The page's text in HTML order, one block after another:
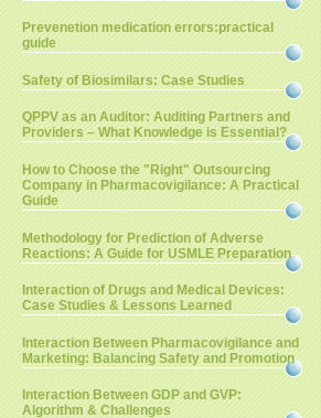
Prevenetion medication errors:practical
guide
Safety of Biosimilars: Case Studies
QPPV as an Auditor: Auditing Partners and
Providers – What Knowledge is Essential?
How to Choose the "Right" Outsourcing
Company in Pharmacovigilance: A Practical
Guide
Methodology for Prediction of Adverse
Reactions: A Guide for USMLE Preparation
Interaction of Drugs and Medical Devices:
Case Studies & Lessons Learned
Interaction Between Pharmacovigilance and
Marketing: Balancing Safety and Promotion
Interaction Between GDP and GVP:
Algorithm & Challenges